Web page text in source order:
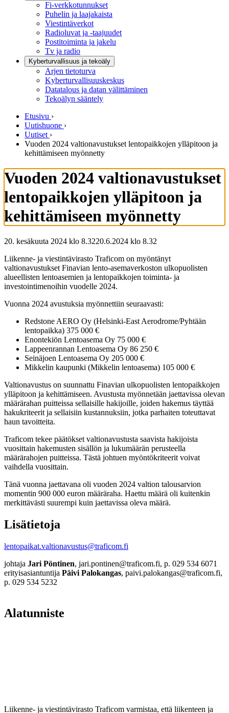
Fi-verkkotunnukset
Puhelin ja laajakaista
Viestintäverkot
Radioluvat ja -taajuudet
Postitoiminta ja jakelu
Tv ja radio
Kyberturvallisuus ja tekoäly
Arjen tietoturva
Kyberturvallisuuskeskus
Datatalous ja datan välittäminen
Tekoälyn sääntely
Etusivu ›
Uutishuone ›
Uutiset ›
Vuoden 2024 valtionavustukset lentopaikkojen ylläpitoon ja
kehittämiseen myönnetty
Vuoden 2024 valtionavustukset
lentopaikkojen ylläpitoon ja
kehittämiseen myönnetty
20. kesäkuuta 2024 klo 8.3220.6.2024 klo 8.32
Liikenne- ja viestintävirasto Traficom on myöntänyt
valtionavustukset Finavian lento-asemaverkoston ulkopuolisten
alueellisten lentoasemien ja lentopaikkojen toiminta- ja
investointimenoihin vuodelle 2024.
Vuonna 2024 avustuksia myönnettiin seuraavasti:
Redstone AERO Oy (Helsinki-East Aerodrome/Pyhtään
lentopaikka) 375 000 €
Enontekiön Lentoasema Oy 75 000 €
Lappeenrannan Lentoasema Oy 86 250 €
Seinäjoen Lentoasema Oy 205 000 €
Mikkelin kaupunki (Mikkelin lentoasema) 105 000 €
Valtionavustus on suunnattu Finavian ulkopuolisten lentopaikkojen
ylläpitoon ja kehittämiseen. Avustusta myönnetään jaettavissa olevan
määrärahan puitteissa sellaisille hakijoille, joiden hakemus täyttää
hakukriteerit ja sellaisiin kustannuksiin, jotka parhaiten toteuttavat
haun tavoitteita.
Traficom tekee päätökset valtionavustusta saavista hakijoista
vuosittain hakemusten sisällön ja lukumäärän perusteella
määrärahojen puitteissa. Tästä johtuen myöntökriteerit voivat
vaihdella vuosittain.
Tänä vuonna jaettavana oli vuoden 2024 valtion talousarvion
momentin 900 000 euron määräraha. Haettu määrä oli kuitenkin
merkittävästi suurempi kuin jaettavissa oleva määrä.
Lisätietoja
lentopaikat.valtionavustus@traficom.fi
johtaja Jari Pöntinen, jari.pontinen@traficom.fi, p. 029 534 6071
erityisasiantuntija Päivi Palokangas, paivi.palokangas@traficom.fi,
p. 029 534 5232
Alatunniste
Liikenne- ja viestintävirasto Traficom varmistaa, että liikenteen ja